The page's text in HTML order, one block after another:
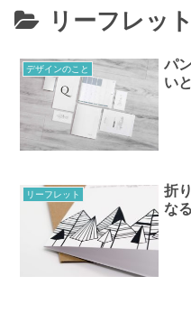
リーフレット
デザインのこと
パ
い
リーフレット
折
な